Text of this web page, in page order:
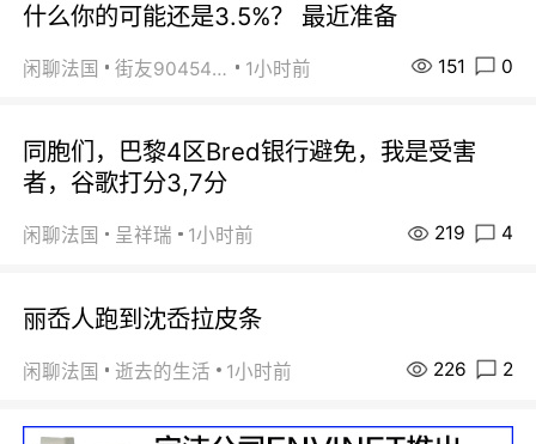
什么你的可能还是3.5%？ 最近准备
闲聊法国 街友90454511 1小时前 151 0
同胞们，巴黎4区Bred银行避免，我是受害
者，谷歌打分3,7分
闲聊法国 呈祥瑞 1小时前 219 4
丽岙人跑到沈岙拉皮条
闲聊法国 逝去的生活 1小时前 226 2